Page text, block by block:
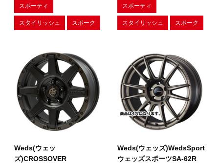
スポーティ
スタイリッシュ スポーク
スポーティ
スタイリッシュ スポーク
Weds(ウェッ
ズ)CROSSOVER
Weds(ウェッズ)WedsSport
ウェッズスポーツSA-62R